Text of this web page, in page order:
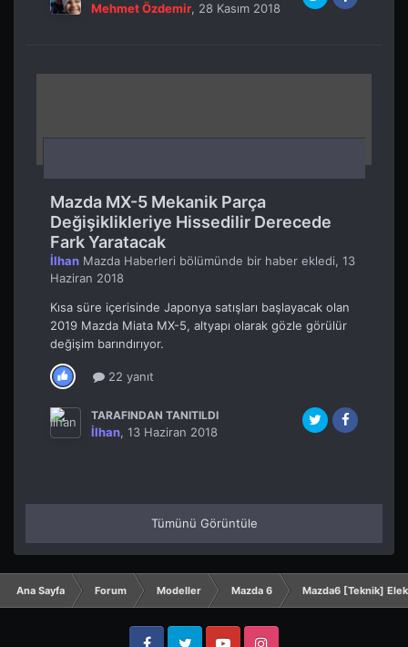
Mehmet Özdemir, 28 Kasım 2018
Mazda MX-5 Mekanik Parça
Değişiklikleriye Hissedilir Derecede
Fark Yaratacak
İlhan Mazda Haberleri bölümünde bir haber ekledi, 13
Haziran 2018
Kısa süre içerisinde Japonya satışları başlayacak olan
2019 Mazda Miata MX-5, altyapı olarak gözle görülür
değişim barındırıyor.
22 yanıt
TARAFINDAN TANITILDI
İlhan, 13 Haziran 2018
Tümünü Görüntüle
Ana Sayfa Forum Modeller Mazda 6 Mazda6 [Teknik]